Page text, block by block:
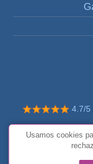
4.7/5
© Todos
Usamos cookies